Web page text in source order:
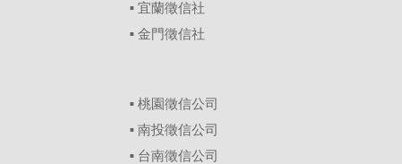
▪宜蘭徵信社
▪金門徵信社
▪桃園徵信公司
▪南投徵信公司
▪ 台南徵信公司